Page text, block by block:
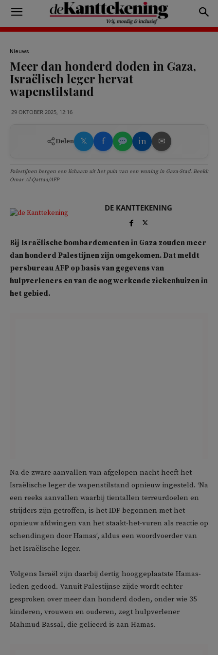
Nieuws
Meer dan honderd doden in Gaza,
Israëlisch leger hervat
wapenstilstand
29 OKTOBER 2025, 12:16
Delen 𝕏 f in ✉
Palestijnen bergen een lichaam uit het puin van een woning in Gaza-Stad. Beeld:
Omar Al-Qattaa/AFP
DE KANTTEKENING
Bij Israëlische bombardementen in Gaza zouden meer
dan honderd Palestijnen zijn omgekomen. Dat meldt
persbureau AFP op basis van gegevens van
hulpverleners en van de nog werkende ziekenhuizen in
het gebied.
Na de zware aanvallen van afgelopen nacht heeft het
Israëlische leger de wapenstilstand opnieuw ingesteld. ‘Na
een reeks aanvallen waarbij tientallen terreurdoelen en
strijders zijn getroffen, is het IDF begonnen met het
opnieuw afdwingen van het staakt-het-vuren als reactie op
schendingen door Hamas’, aldus een woordvoerder van
het Israëlische leger.
Volgens Israël zijn daarbij dertig hooggeplaatste Hamas-
leden gedood. Vanuit Palestijnse zijde wordt echter
gesproken over meer dan honderd doden, onder wie 35
kinderen, vrouwen en ouderen, zegt hulpverlener
Mahmud Bassal, die gelieerd is aan Hamas.